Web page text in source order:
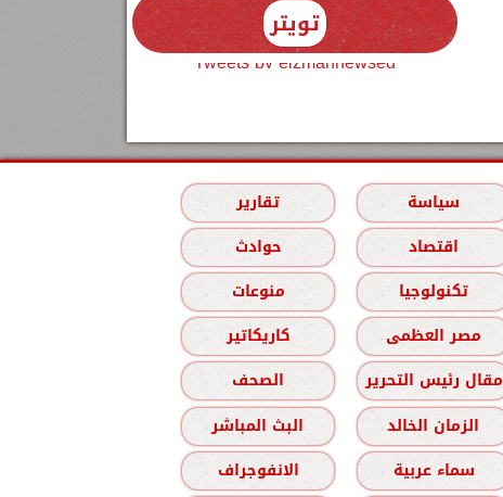
تويتر
Tweets by elzmannewseg
سياسة
تقارير
اقتصاد
حوادث
تكنولوجيا
منوعات
مصر العظمى
كاريكاتير
مقال رئيس التحرير
الصحف
الزمان الخالد
البث المباشر
سماء عربية الانفوجراف